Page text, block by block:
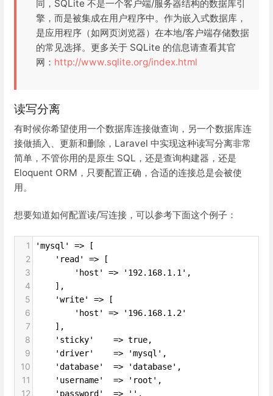
同，SQLite 不是一个客户端/服务器结构的数据库引
擎，而是被集成在用户程序中。作为嵌入式数据库，
是应用程序（如网页浏览器）在本地/客户端存储数据
的常见选择。更多关于 SQLite 的信息请查看其官
网： http://www.sqlite.org/index.html
读写分离
有时候你希望使用一个数据库连接做查询，另一个数据库连
接做插入、更新和删除，Laravel 中实现这种读写分离非常
简单，不管你用的是原生 SQL，还是查询构建器，还是
Eloquent ORM，只要配置正确，合适的连接总是会被使
用。
想要知道如何配置读/写连接，可以参考下面这个例子：
1 'mysql' => [
2
    'read' => [
3
        'host' => '192.168.1.1',
4
    ],
5
    'write' => [
6
        'host' => '196.168.1.2'
7
    ],
8
    'sticky'    => true,
9
    'driver'    => 'mysql',
10
    'database'  => 'database',
11
    'username'  => 'root',
12
    'password'  => '',